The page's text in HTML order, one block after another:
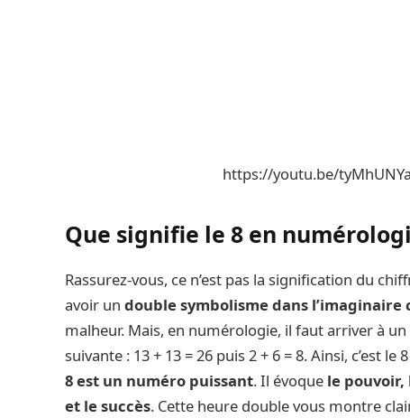
https://youtu.be/
Que signifie le 8 en
Rassurez-vous, ce n’est pas la signification du
avoir un double symbolisme dans l’imaginaire
malheur. Mais, en numérologie, il faut arriver à
suivante : 13 + 13 = 26 puis 2 + 6 = 8. Ainsi, c’est
8 est un numéro puissant. Il évoque le pouvoir,
et le succès. Cette heure double vous montre